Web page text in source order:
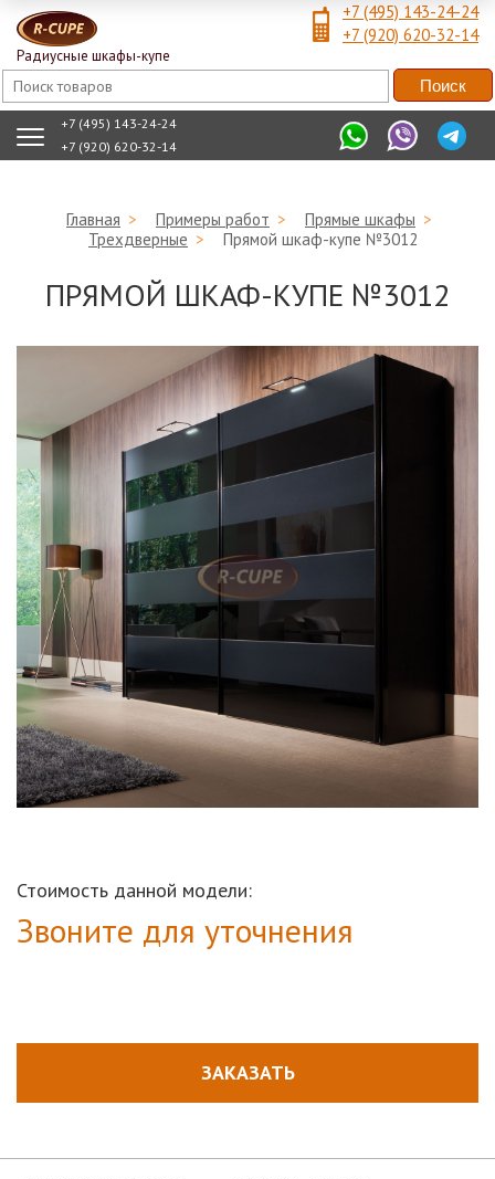
Радиусные шкафы-купе
+7 (495) 143-24-24
+7 (920) 620-32-14
+7 (495) 143-24-24
+7 (920) 620-32-14
Главная > Примеры работ > Прямые шкафы >
Трехдверные > Прямой шкаф-купе №3012
ПРЯМОЙ ШКАФ-КУПЕ №3012
Стоимость данной модели:
Звоните для уточнения
ЗАКАЗАТЬ